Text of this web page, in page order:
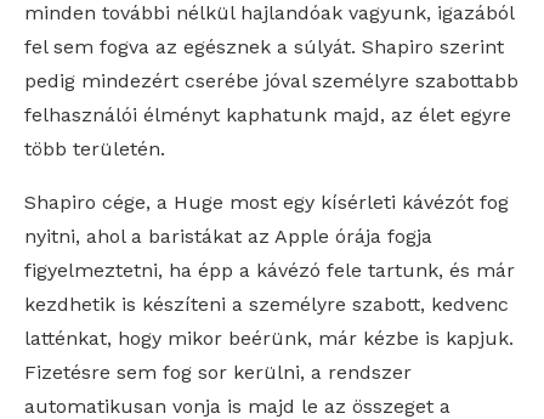
minden további nélkül hajlandóak vagyunk, igazából
fel sem fogva az egésznek a súlyát. Shapiro szerint
pedig mindezért cserébe jóval személyre szabottabb
felhasználói élményt kaphatunk majd, az élet egyre
több területén.
Shapiro cége, a Huge most egy kísérleti kávézót fog
nyitni, ahol a baristákat az Apple órája fogja
figyelmeztetni, ha épp a kávézó fele tartunk, és már
kezdhetik is készíteni a személyre szabott, kedvenc
latténkat, hogy mikor beérünk, már kézbe is kapjuk.
Fizetésre sem fog sor kerülni, a rendszer
automatikusan vonja is majd le az összeget a